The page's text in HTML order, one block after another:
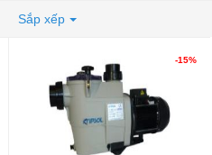
Đèn bể bơi
Máy sủi khí
Phụ kiện bể bơi
Sắp xếp
-15%